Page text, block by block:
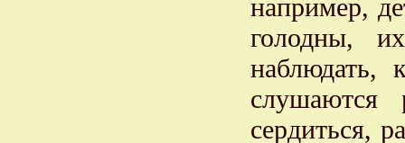
например,
голодны,
наблюдать,
слушаются
сердиться,